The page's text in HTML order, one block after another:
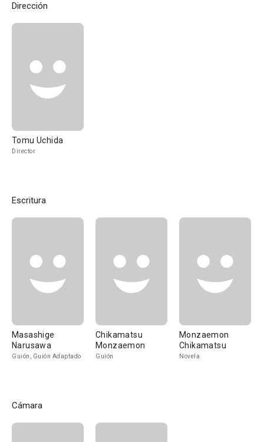
Dirección
Tomu Uchida
Director
Escritura
Masashige
Narusawa
Guión, Guión Adaptado
Chikamatsu
Monzaemon
Guión
Monzaemon
Chikamatsu
Novela
Cámara